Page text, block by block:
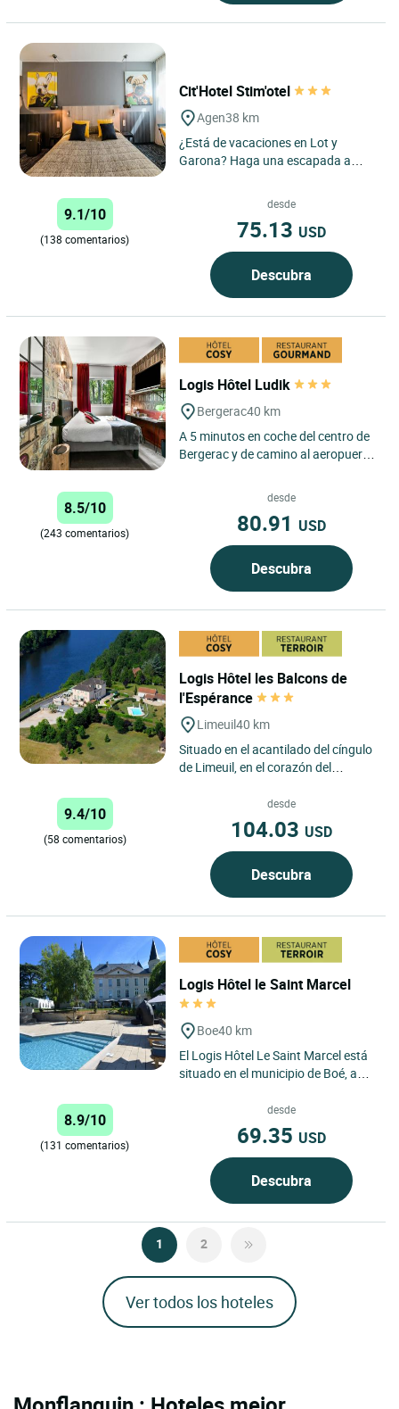
Cit'Hotel Stim'otel
Agen38 km
¿Está de vacaciones en Lot y
Garona? Haga una escapada a
reservando una estancia en el...
9.1/10
(138 comentarios)
desde
75.13 USD
Descubra
Logis Hôtel Ludik
Bergerac40 km
A 5 minutos en coche del centro de
Bergerac y de camino al aeropuerto
minutos del hotel,...
8.5/10
(243 comentarios)
desde
80.91 USD
Descubra
Logis Hôtel les Balcons de
l'Espérance
Limeuil40 km
Situado en el acantilado del cíngulo
de Limeuil, en el corazón del
panorámica de uno de los...
9.4/10
(58 comentarios)
desde
104.03 USD
Descubra
Logis Hôtel le Saint Marcel
Boe40 km
El Logis Hôtel Le Saint Marcel está
situado en el municipio de Boé, a
Idealmente ubicado...
8.9/10
(131 comentarios)
desde
69.35 USD
Descubra
1 2
Ver todos los hoteles